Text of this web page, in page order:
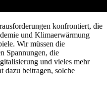
konfrontiert, die
und Klimaerwärmung
Wir müssen die
Spannungen, die
und vieles mehr
dazu beitragen, solche